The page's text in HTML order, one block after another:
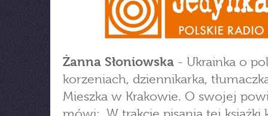
Żanna Słoniowska - Ukrainka o
korzeniach, dziennikarka,
Mieszka w Krakowie. O swojej